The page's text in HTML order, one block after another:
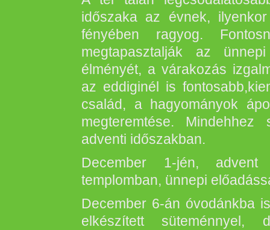
időszaka az évnek,
fényében ragyog.
megtapasztalják az
élményét, a várakozás
az eddiginél is
család, a hagyományok
megteremtése.
adventi időszakban.
December 1-jén,
templomban, ünnepi
December 6-án óvodánkba
elkészített süteménnyel,